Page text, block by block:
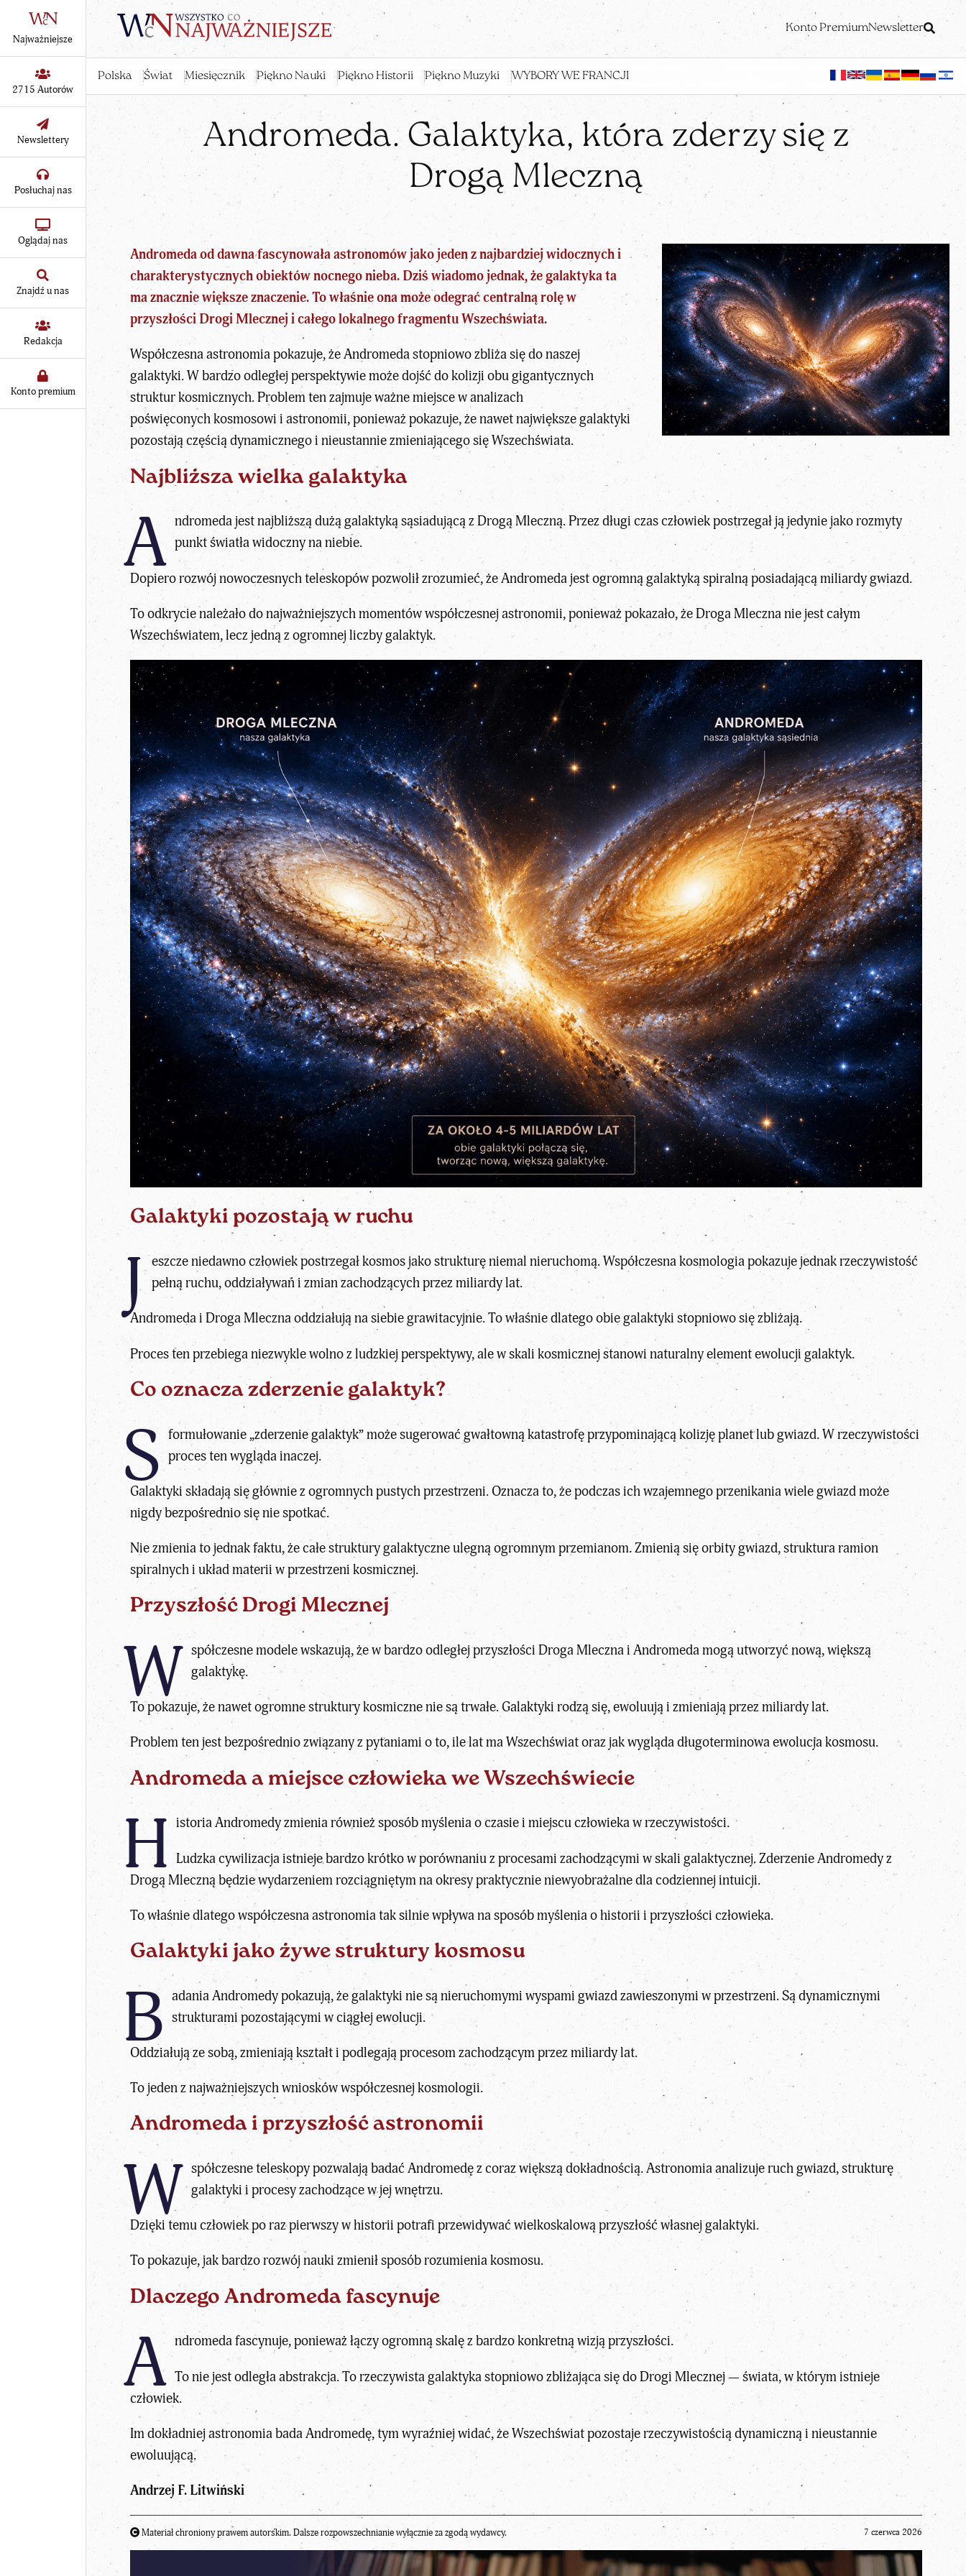
Konto PremiumNewsletter
Polska Świat Miesięcznik Piękno Nauki Piękno Historii Piękno Muzyki WYBORY WE FRANCJI
Najważniejsze
2715 Autorów
Newslettery
Posłuchaj nas
Oglądaj nas
Znajdź u nas
Redakcja
Konto premium
Andromeda. Galaktyka, która zderzy się z
Drogą Mleczną
Andromeda od dawna fascynowała astronomów jako jeden z najbardziej widocznych i
charakterystycznych obiektów nocnego nieba. Dziś wiadomo jednak, że galaktyka ta
ma znacznie większe znaczenie. To właśnie ona może odegrać centralną rolę w
przyszłości Drogi Mlecznej i całego lokalnego fragmentu Wszechświata.
Współczesna astronomia pokazuje, że Andromeda stopniowo zbliża się do naszej
galaktyki. W bardzo odległej perspektywie może dojść do kolizji obu gigantycznych
struktur kosmicznych. Problem ten zajmuje ważne miejsce w analizach
poświęconychkosmosowi i astronomii, ponieważ pokazuje, że nawet największe galaktyki
pozostają częścią dynamicznego i nieustannie zmieniającego się Wszechświata.
Najbliższa wielka galaktyka
A ndromeda jest najbliższą dużą galaktyką sąsiadującą z Drogą Mleczną. Przez długi czas człowiek postrzegał ją jedynie jako rozmyty
punkt światła widoczny na niebie.
Dopiero rozwój nowoczesnych teleskopów pozwolił zrozumieć, że Andromeda jest ogromną galaktyką spiralną posiadającą miliardy gwiazd.
To odkrycie należało do najważniejszych momentów współczesnej astronomii, ponieważ pokazało, że Droga Mlecznanie jest całym
Wszechświatem, lecz jedną z ogromnej liczby galaktyk.
Galaktyki pozostają w ruchu
J eszcze niedawno człowiek postrzegał kosmos jako strukturę niemal nieruchomą. Współczesna kosmologia pokazuje jednak rzeczywistość
pełną ruchu, oddziaływań i zmian zachodzących przez miliardy lat.
Andromeda i Droga Mleczna oddziałują na siebie grawitacyjnie. To właśnie dlatego obie galaktyki stopniowo się zbliżają.
Proces ten przebiega niezwykle wolno z ludzkiej perspektywy, ale w skali kosmicznej stanowi naturalny element ewolucji galaktyk.
Co oznacza zderzenie galaktyk?
S formułowanie „zderzenie galaktyk” może sugerować gwałtowną katastrofę przypominającą kolizję planet lub gwiazd. W rzeczywistości
proces ten wygląda inaczej.
Galaktyki składają się głównie z ogromnych pustych przestrzeni. Oznacza to, że podczas ich wzajemnego przenikania wiele gwiazd może
nigdy bezpośrednio się nie spotkać.
Nie zmienia to jednak faktu, że całe struktury galaktyczne ulegną ogromnym przemianom. Zmienią się orbity gwiazd, struktura ramion
spiralnych i układ materii w przestrzeni kosmicznej.
Przyszłość Drogi Mlecznej
W spółczesne modele wskazują, że w bardzo odległej przyszłości Droga Mleczna i Andromeda mogą utworzyć nową, większą
galaktykę.
To pokazuje, że nawet ogromne struktury kosmiczne nie są trwałe. Galaktyki rodzą się, ewoluują i zmieniają przez miliardy lat.
Problem ten jest bezpośrednio związany z pytaniami oto, ile lat ma Wszechświatoraz jak wygląda długoterminowa ewolucja kosmosu.
Andromeda a miejsce człowieka we Wszechświecie
H istoria Andromedy zmienia również sposób myślenia o czasie i miejscu człowieka w rzeczywistości.
Ludzka cywilizacja istnieje bardzo krótko w porównaniu z procesami zachodzącymi w skali galaktycznej. Zderzenie Andromedy z
Drogą Mleczną będzie wydarzeniem rozciągniętym na okresy praktycznie niewyobrażalne dla codziennej intuicji.
To właśnie dlategowspółczesna astronomiatak silnie wpływa na sposób myślenia o historii i przyszłości człowieka.
Galaktyki jako żywe struktury kosmosu
B adania Andromedy pokazują, że galaktyki nie są nieruchomymi wyspami gwiazd zawieszonymi w przestrzeni. Są dynamicznymi
strukturami pozostającymi w ciągłej ewolucji.
Oddziałują ze sobą, zmieniają kształt i podlegają procesom zachodzącym przez miliardy lat.
To jeden z najważniejszych wniosków współczesnej kosmologii.
Andromeda i przyszłość astronomii
W spółczesneteleskopypozwalają badać Andromedę z coraz większą dokładnością. Astronomia analizuje ruch gwiazd, strukturę
galaktyki i procesy zachodzące w jej wnętrzu.
Dzięki temu człowiek po raz pierwszy w historii potrafi przewidywać wielkoskalową przyszłość własnej galaktyki.
To pokazuje, jak bardzo rozwój nauki zmienił sposób rozumienia kosmosu.
Dlaczego Andromeda fascynuje
A ndromeda fascynuje, ponieważ łączy ogromną skalę z bardzo konkretną wizją przyszłości.
To nie jest odległa abstrakcja. To rzeczywista galaktyka stopniowo zbliżająca się do Drogi Mlecznej — świata, w którym istnieje
człowiek.
Im dokładniej astronomia bada Andromedę, tym wyraźniej widać, że Wszechświat pozostaje rzeczywistością dynamiczną i nieustannie
ewoluującą.
Andrzej F. Litwiński
Materiał chroniony prawem autorskim. Dalsze rozpowszechnianie wyłącznie za zgodą wydawcy. 7 czerwca 2026